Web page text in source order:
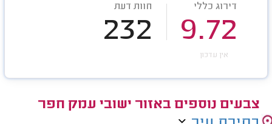
דירוג כללי
9.72
חוות דעת
232
אין עדכון
צבעים נוספים באזור ישובי עמק חפר